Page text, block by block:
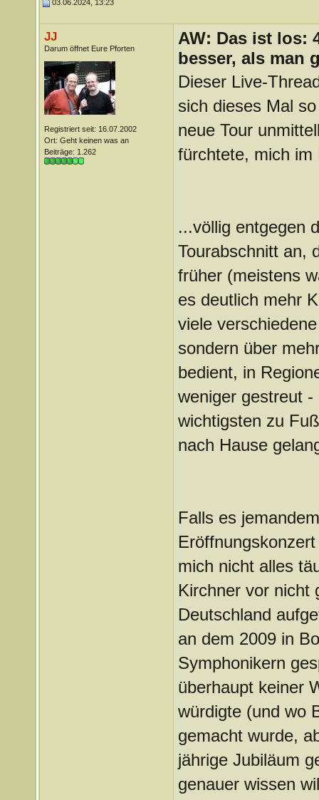
03.06.2024, 13:23
JJ
Darum öffnet Eure Pforten
Registriert seit: 16.07.2002
Ort: Geht keinen was an
Beiträge: 1.262
AW: Das ist los:
besser, als man
Dieser Live-
sich dieses Mal
neue Tour
fürchtete, mich im
...völlig entgegen
Tourabschnitt an,
früher (meistens
es deutlich mehr
viele
sondern über
bedient, in
weniger gestreut
wichtigsten zu
nach Hause
Falls es
mich nicht alles
Kirchner vor nicht
Deutschland
an dem 2009 in
Symphonikern
überhaupt keiner
würdigte (und wo
gemacht wurde,
jährige Jubiläum
genauer wissen